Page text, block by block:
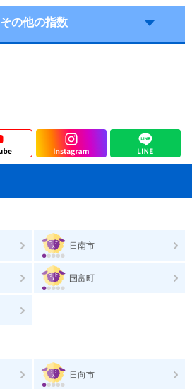
その他の指数
日南市
国富町
日向市